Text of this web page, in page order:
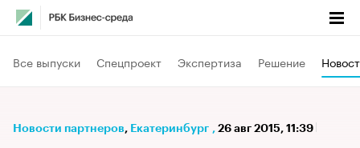
Все выпуски Спецпроект Экспертиза Решение
Новости партнеров⁠, Екатеринбург , 26 авг 2015, 11:39